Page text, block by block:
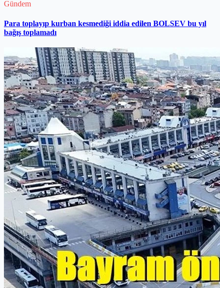
Gündem
Para toplayıp kurban kesmediği iddia edilen BOLSEV bu yıl
bağış toplamadı